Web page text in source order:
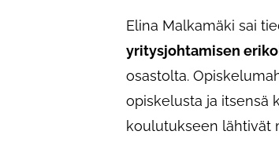
Elina Malkamäki sai
yritysjohtamisen
osastolta.
opiskelusta ja itsensä
koulutukseen lähtivät